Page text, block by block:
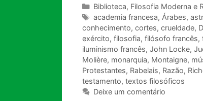
Categorias
Biblioteca, Filosofia Moderna e
Tags
academia francesa, Árabes,
conhecimento, cortes, crueldade,
exército, filosofia, filósofo francês,
iluminismo francês, John Locke,
Molière, monarquia, Montaigne,
Protestantes, Rabelais, Razão,
testamento, textos filosóficos
Deixe um comentário